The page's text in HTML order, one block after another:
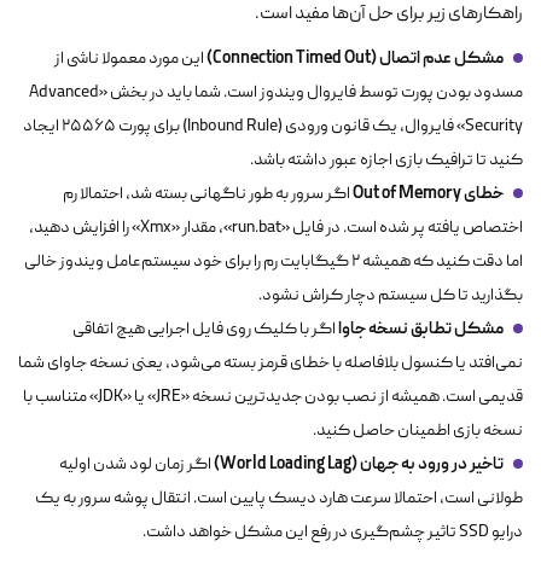
راهکارهای زیر برای حل آن‌ها مفید است.
مشکل عدم اتصال (Connection Timed Out)
این مورد معمولا ناشی از
مسدود بودن پورت توسط فایروال ویندوز است. شما باید در بخش «Advanced
Security» فایروال، یک قانون ورودی (Inbound Rule) برای پورت ۲۵۵۶۵ ایجاد
کنید تا ترافیک بازی اجازه عبور داشته باشد.
خطای Out of Memory
اگر سرور به طور ناگهانی بسته شد، احتمالا رم
اختصاص یافته پر شده است. در فایل «run.bat»، مقدار «Xmx» را افزایش دهید،
اما دقت کنید که همیشه ۲ گیگابایت رم را برای خود سیستم‌عامل ویندوز خالی
بگذارید تا کل سیستم دچار کراش نشود.
مشکل تطابق نسخه جاوااگر با کلیک روی فایل اجرایی هیچ اتفاقی
نمی‌افتد یا کنسول بلافاصله با خطای قرمز بسته می‌شود، یعنی نسخه جاوای شما
قدیمی است. همیشه از نصب بودن جدیدترین نسخه «JRE» یا «JDK» متناسب با
نسخه بازی اطمینان حاصل کنید.
تاخیر در ورود به جهان (World Loading Lag)
اگر زمان لود شدن اولیه
طولانی است، احتمالا سرعت هارد دیسک پایین است. انتقال پوشه سرور به یک
درایو SSD تاثیر چشم‌گیری در رفع این مشکل خواهد داشت.